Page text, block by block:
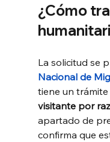
¿Cómo
La solicitud se
Nacional de
tiene un
visitante por
apartado de
confirma que